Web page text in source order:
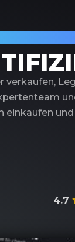
verkaufen,
einkaufen
4.7